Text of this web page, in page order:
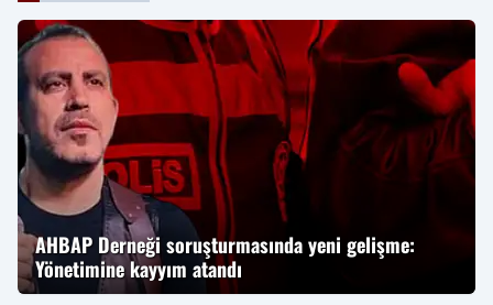
AHBAP Derneği soruşturmasında yeni gelişme:
Yönetimine kayyım atandı